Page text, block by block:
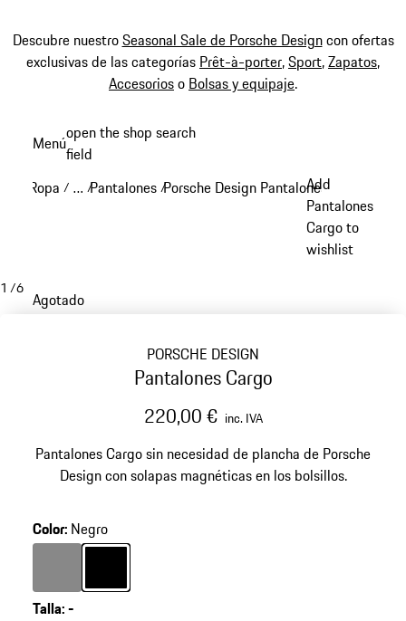
Descubre nuestroSeasonal Sale de Porsche Designcon ofertas
exclusivas de las categorías Prêt-à-porter,Sport,Zapatos,
Accesorioso Bolsas y equipaje.
principal
Menúopen the shop search
field
Ropa / …
Reveal collapsed breadcrumb items
/Pantalones /Porsche Design Pantalones
Add
Pantalones
Cargo to
wishlist
1 /6
Agotado
PORSCHE DESIGN
Pantalones Cargo
220,00 € inc. IVA
Pantalones Cargo sin necesidad de plancha de Porsche
Design con solapas magnéticas en los bolsillos.
Color: Negro
Gris Oscuro
ColorNegro
Talla:-